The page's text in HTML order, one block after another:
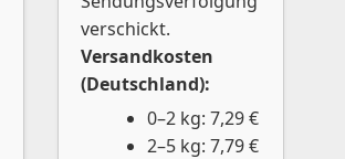
verschickt.
Versandkosten
(Deutschland):
0–2 kg: 7,29 €
2–5 kg: 7,79 €